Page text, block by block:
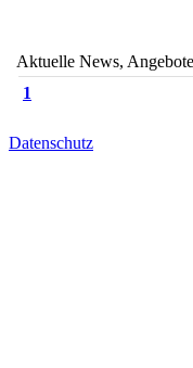
Aktuelle News,
1
Datenschutz